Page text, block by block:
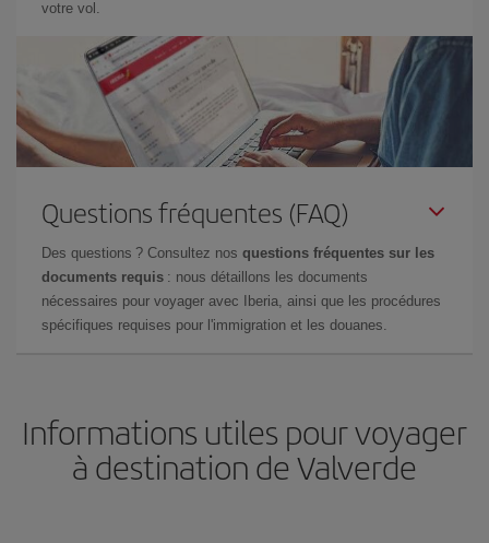
votre vol.
Questions fréquentes (FAQ)
Des questions ? Consultez nos questions fréquentes sur les
documents requis : nous détaillons les documents
nécessaires pour voyager avec Iberia, ainsi que les procédures
spécifiques requises pour l'immigration et les douanes.
Informations utiles pour voyager
à destination de Valverde